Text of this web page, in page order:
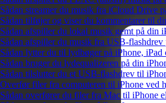
Sådan streamer du musik fra iCloud Drive
Sådan tilføjer og viser du kommentarer til
Sådan afspiller du lokal musik gemt på din
Sådan afspiller du musik fra USB-
Sådan lytter du til lydbøger på iPhone,
Sådan bruger du lydequalizeren på din
Sådan tilslutter du et USB-flashdrev til
Overfør filer fra computeren til iPhone
Sådan overfører du filer fra Mac til iPhone